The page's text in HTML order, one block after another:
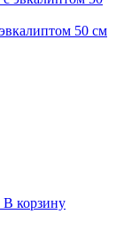
50 см
В корзину